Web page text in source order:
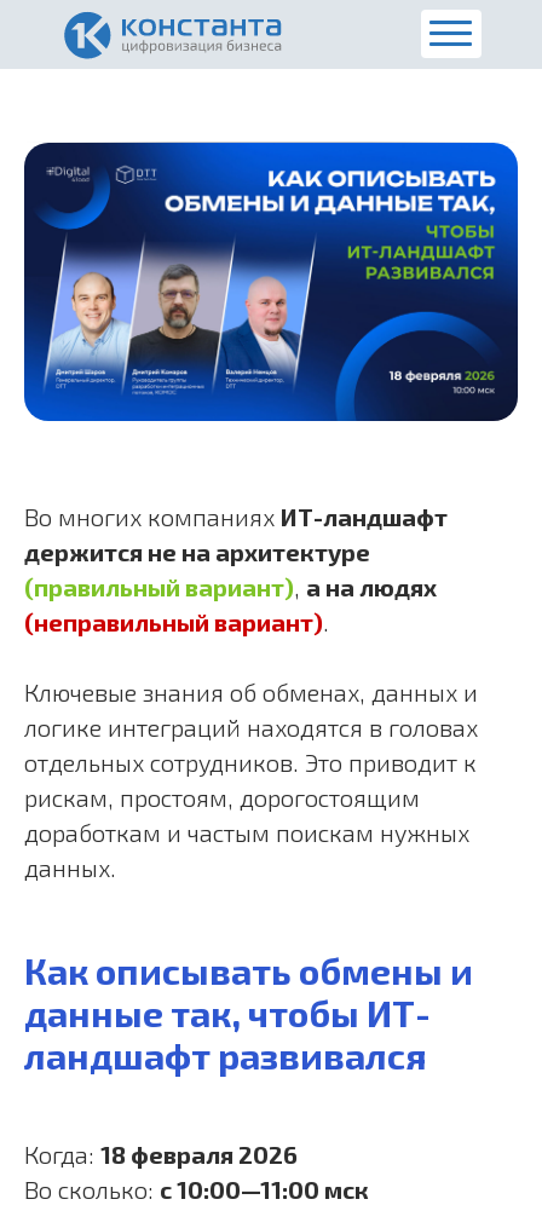
Во многих компаниях ИТ-ландшафт
держится не на архитектуре
(правильный вариант), а на людях
(неправильный вариант).
Ключевые знания об обменах, данных и
логике интеграций находятся в головах
отдельных сотрудников. Это приводит к
рискам, простоям, дорогостоящим
доработкам и частым поискам нужных
данных.
Как описывать обмены и
данные так, чтобы ИТ-
ландшафт развивался
Когда: 18 февраля 2026
Во сколько: с 10:00—11:00 мск